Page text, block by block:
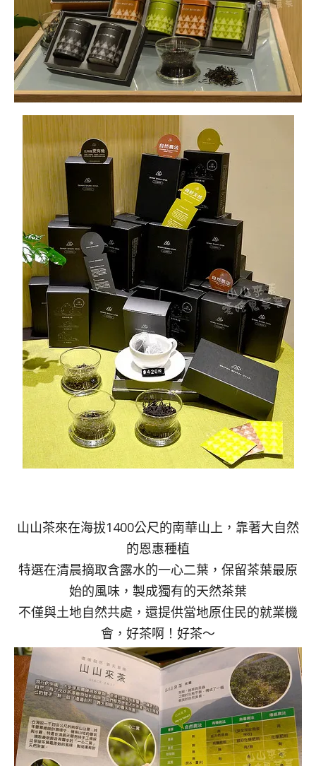
山山茶來在海拔1400公尺的南華山上，靠著大自然
的恩惠種植
特選在清晨摘取含露水的一心二葉，保留茶葉最原
始的風味，製成獨有的天然茶葉
不僅與土地自然共處，還提供當地原住民的就業機
會，好茶啊！好茶～